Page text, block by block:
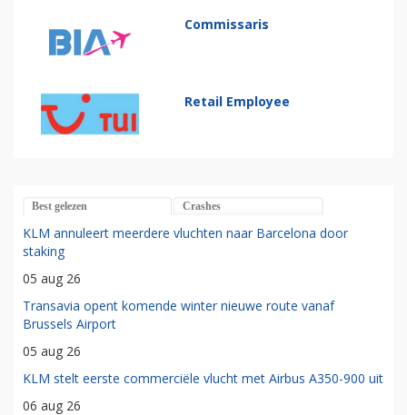
Commissaris
Retail Employee
Best gelezen Crashes
KLM annuleert meerdere vluchten naar Barcelona door
staking
05 aug 26
Transavia opent komende winter nieuwe route vanaf
Brussels Airport
05 aug 26
KLM stelt eerste commerciële vlucht met Airbus A350-900 uit
06 aug 26